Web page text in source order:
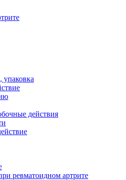
действия
ревматоидном артрите